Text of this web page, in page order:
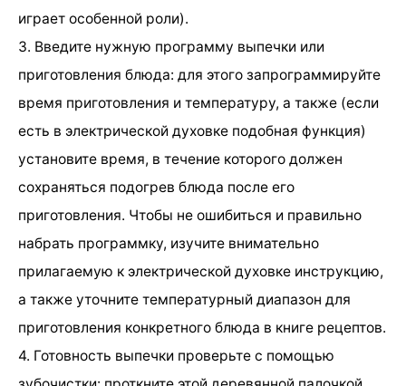
играет особенной роли).
3. Введите нужную программу выпечки или
приготовления блюда: для этого запрограммируйте
время приготовления и температуру, а также (если
есть в электрической духовке подобная функция)
установите время, в течение которого должен
сохраняться подогрев блюда после его
приготовления. Чтобы не ошибиться и правильно
набрать программку, изучите внимательно
прилагаемую к электрической духовке инструкцию,
а также уточните температурный диапазон для
приготовления конкретного блюда в книге рецептов.
4. Готовность выпечки проверьте с помощью